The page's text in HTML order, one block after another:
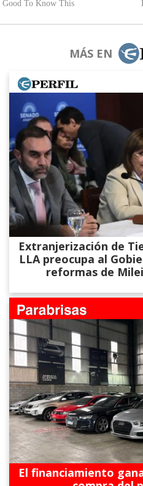
MÁS EN
Extranjerización de
LLA preocupa al
reformas de
El financiamiento